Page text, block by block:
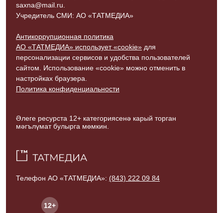
saxna@mail.ru.
Учредитель СМИ: АО «ТАТМЕДИА»
Антикоррупционная политика
АО «ТАТМЕДИА» использует «cookie» для
персонализации сервисов и удобства пользователей
сайтом. Использование «cookie» можно отменить в
настройках браузера.
Политика конфиденциальности
Әлеге ресурста 12+ категориясенә карый торган
мәгълүмат булырга мөмкин.
Телефон АО «ТАТМЕДИА»: (843) 222 09 84
12+